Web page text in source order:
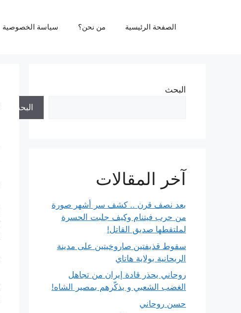
الصفحة الرئيسية من نحن؟ سياسة الخصوصية
البحث
البحث
آخر المقالات
بعد نصف قرن .. كشف سر أشهر صورة
من حرب فيتنام وكيف جلبت الحسرة
لملتقطها صديق القاتل!
سقوط قذيفتين صاروخيتين على مدينة
الريحانية بولاية هاتاي
روحاني يحذر قادة إيران من تجاهل
الغضب الشعبي و يذكّرهم بمصير الشاه!
حسن روحاني